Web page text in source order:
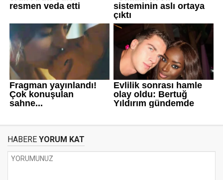
HABERE YORUM KAT